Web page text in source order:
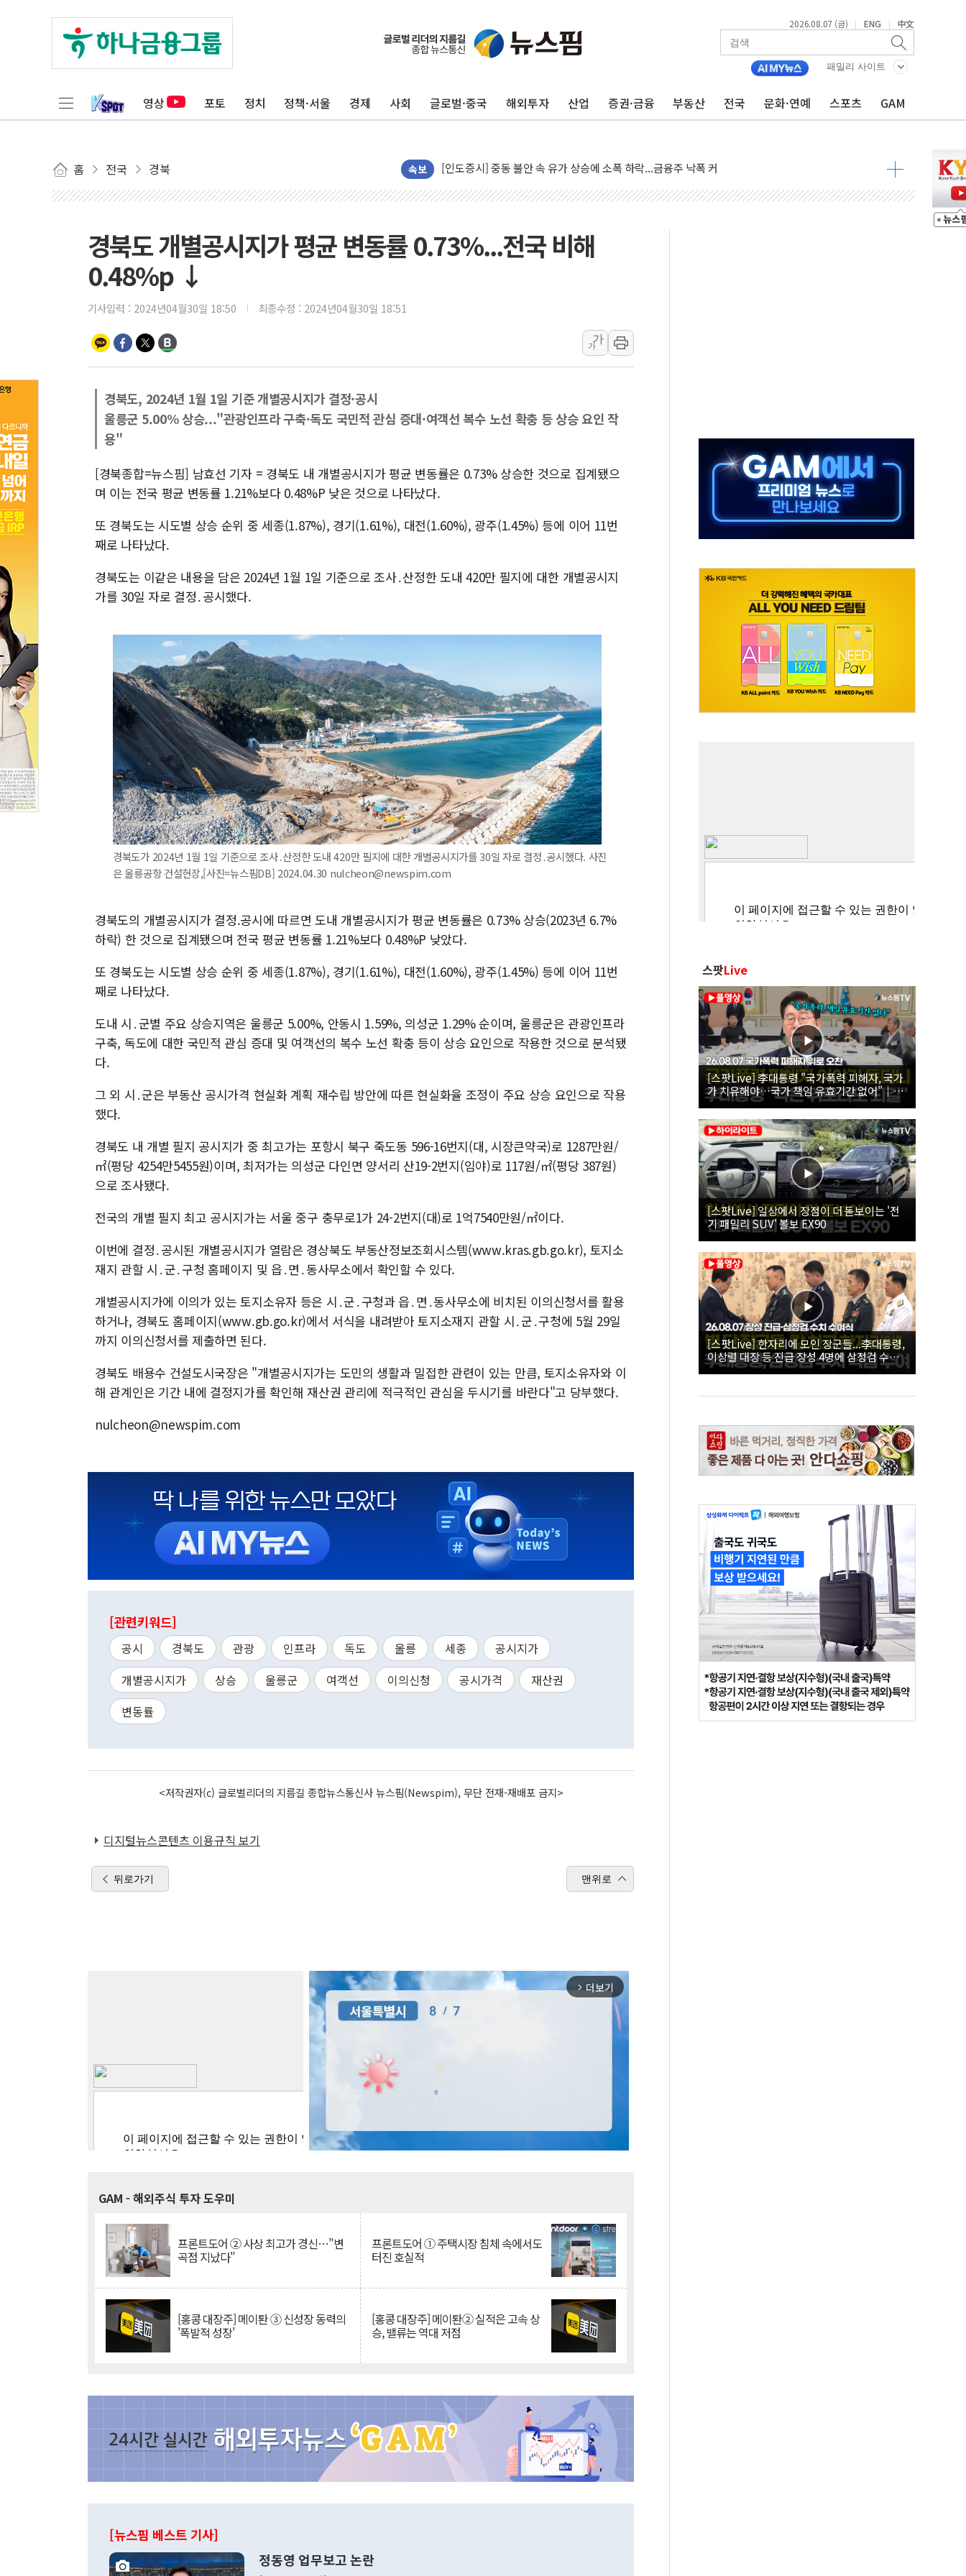
2026.08.07 (금) | ENG | 中文
패밀리 사이트
영상 포토 정치 정책·서울 경제 사회 글로벌·중국 해외투자 산업 증권·금융 부동산 전국 문화·연예 스포츠 GAM
홈 전국 경북 속보
李 대통령, '6시간 마라톤 부동산 2차 회의' 주재… "전폭적 공급 확대·속도전 총력"
트럼프, 中 겨냥 폴리실리콘 관세 15% 부과…美 태양광주 급등
이란와이어 "이란 최고지도자 위독…곧 사망해도 놀랍지 않아"
남동발전, 해남군에 국내 최대 규모 400MW 태양광 착공…여의도 1.6배 규모
황희 '폐버스 청년주택' SNS 글 역풍에 "정부정책 아냐" 해명
폭염 누그러지고 가뭄 숙지나...경북동해안권 8~9일 최대 100mm 호우
신길동 신축도 3.3㎡당 7250만원…써밋 클라비온 59㎡ 18억원대
용산공원·그린벨트로 또 충돌…반복되는 국토부-서울시 '정책 엇박자'
'찜통더위'에 전력수요 역대 최고치 경신…한낮 총수요 104.3GW 기록
후티 반군, 예멘 정부군과 사우디 동시 공격… 위기 고조되는 또 다른 중동 화약고
포스코홀딩스, 포스코인터·DX 지분 일부 매각
경북도 개별공시지가 평균 변동률 0.73%...전국 비해
0.48%p ↓
기사입력 : 2024년04월30일 18:50 최종수정 : 2024년04월30일 18:51
가
가
경북도, 2024년 1월 1일 기준 개별공시지가 결정·공시
울릉군 5.00% 상승..."관광인프라 구축·독도 국민적 관심 증대·여객선 복수 노선 확충 등 상승 요인 작
용"
[경북종합=뉴스핌] 남효선 기자 = 경북도 내 개별공시지가 평균 변동률은 0.73% 상승한 것으로 집계됐으
며 이는 전국 평균 변동률 1.21%보다 0.48%P 낮은 것으로 나타났다.
또 경북도는 시도별 상승 순위 중 세종(1.87%), 경기(1.61%), 대전(1.60%), 광주(1.45%) 등에 이어 11번
째로 나타났다.
경북도는 이같은 내용을 담은 2024년 1월 1일 기준으로 조사․산정한 도내 420만 필지에 대한 개별공시지
가를 30일 자로 결정․공시했다.
경북도가 2024년 1월 1일 기준으로 조사․산정한 도내 420만 필지에 대한 개별공시지가를 30일 자로 결정․공시했다. 사진
은 울릉공항 건설현장,[사진=뉴스핌DB] 2024.04.30 nulcheon@newspim.com
경북도의 개별공시지가 결정.공시에 따르면 도내 개별공시지가 평균 변동률은 0.73% 상승(2023년 6.7%
하락) 한 것으로 집계됐으며 전국 평균 변동률 1.21%보다 0.48%P 낮았다.
또 경북도는 시도별 상승 순위 중 세종(1.87%), 경기(1.61%), 대전(1.60%), 광주(1.45%) 등에 이어 11번
째로 나타났다.
도내 시․군별 주요 상승지역은 울릉군 5.00%, 안동시 1.59%, 의성군 1.29% 순이며, 울릉군은 관광인프라
구축, 독도에 대한 국민적 관심 증대 및 여객선의 복수 노선 확충 등이 상승 요인으로 작용한 것으로 분석됐
다.
그 외 시․군은 부동산 공시가격 현실화 계획 재수립 방안에 따른 현실화율 조정이 주요 상승 요인으로 작용
했다.
경북도 내 개별 필지 공시지가 중 최고가는 포항시 북구 죽도동 596-16번지(대, 시장큰약국)로 1287만원/
㎡(평당 4254만5455원)이며, 최저가는 의성군 다인면 양서리 산19-2번지(임야)로 117원/㎡(평당 387원)
으로 조사됐다.
전국의 개별 필지 최고 공시지가는 서울 중구 충무로1가 24-2번지(대)로 1억7540만원/㎡이다.
이번에 결정․공시된 개별공시지가 열람은 경상북도 부동산정보조회시스템(www.kras.gb.go.kr), 토지소
재지 관할 시․군․구청 홈페이지 및 읍․면․동사무소에서 확인할 수 있다.
개별공시지가에 이의가 있는 토지소유자 등은 시․군․구청과 읍․면․동사무소에 비치된 이의신청서를 활용
하거나, 경북도 홈페이지(www.gb.go.kr)에서 서식을 내려받아 토지소재지 관할 시․군․구청에 5월 29일
까지 이의신청서를 제출하면 된다.
경북도 배용수 건설도시국장은 "개별공시지가는 도민의 생활과 밀접한 관련이 있는 만큼, 토지소유자와 이
해 관계인은 기간 내에 결정지가를 확인해 재산권 관리에 적극적인 관심을 두시기를 바란다"고 당부했다.
nulcheon@newspim.com
[관련키워드]
공시 경북도 관광 인프라 독도 울릉 세종
공시지가
개별공시지가
상승 울릉군 여객선 이의신청 공시가격
재산권
변동률
<저작권자(c) 글로벌리더의 지름길 종합뉴스통신사 뉴스핌(Newspim), 무단 전재-재배포 금지>
디지털뉴스콘텐츠 이용규칙 보기
뒤로가기 맨위로
arrow_forward_ios 더보기
GAM - 해외주식 투자 도우미
프론트도어 ② 사상 최고가 경신…"변
곡점 지났다"
프론트도어 ① 주택시장 침체 속에서도
터진 호실적
[홍콩 대장주] 메이퇀 ③ 신성장 동력의
'폭발적 성장'
[홍콩 대장주] 메이퇀② 실적은 고속 상
승, 밸류는 역대 저점
[뉴스핌 베스트 기사]
정동영 업무보고 논란
스팟Live
[스팟Live] 李대통령 "국가폭력 피해자, 국가
가 치유해야…국가 책임 유효기간 없어"｜
26.08.07 국가폭력 피해자 위로 오찬
[스팟Live] 일상에서 장점이 더 돋보이는 '전
기 패밀리 SUV' 볼보 EX90
[스팟Live] 한자리에 모인 장군들...李대통령,
이상렬 대장 등 진급 장성 4명에 삼정검 수치
직접 수여｜26.08.07 장성 진급·삼정검 수치